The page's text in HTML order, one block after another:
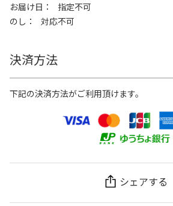
お届け日
指定不可
のし
対応不可
決済方法
下記の決済方法がご利用頂けます。
シェアする